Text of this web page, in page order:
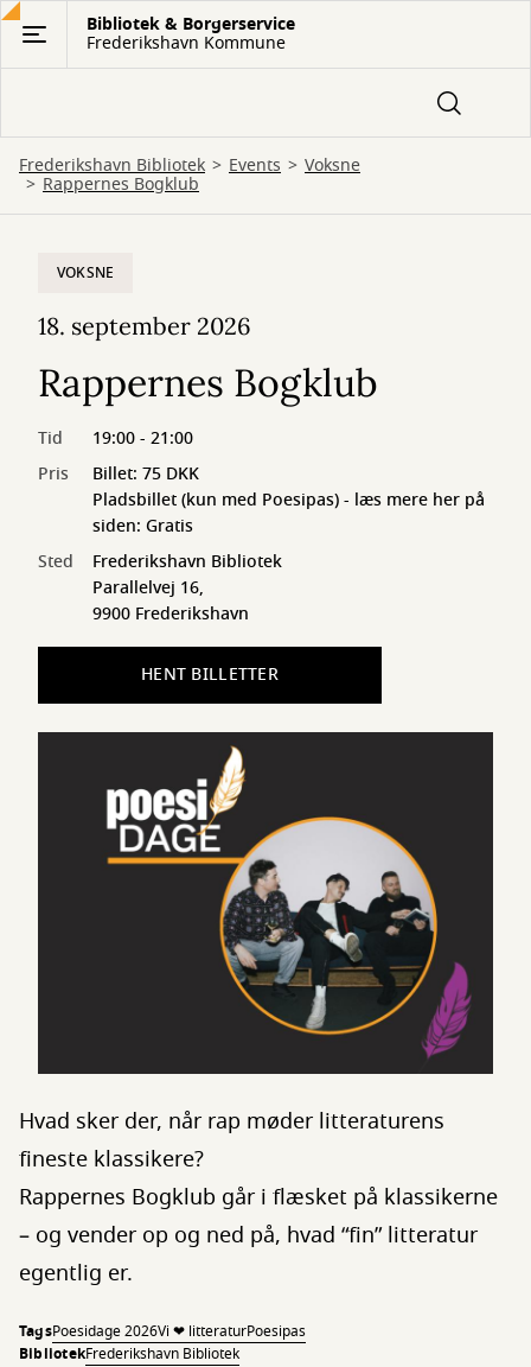
Gå
hovedindhold
Bibliotek & Borgerservice
Frederikshavn Kommune
Frederikshavn Bibliotek Events Voksne
Rappernes Bogklub
VOKSNE
18. september 2026
Rappernes Bogklub
Tid
19:00 - 21:00
Pris
Billet: 75 DKK
Pladsbillet (kun med Poesipas) - læs mere her på
siden: Gratis
Sted
Frederikshavn Bibliotek
Parallelvej 16,
9900 Frederikshavn
HENT BILLETTER
Hvad sker der, når rap møder litteraturens
fineste klassikere?
Rappernes Bogklub går i flæsket på klassikerne
– og vender op og ned på, hvad “fin” litteratur
egentlig er.
TagsPoesidage 2026Vi ❤ litteraturPoesipas
BibliotekFrederikshavn Bibliotek